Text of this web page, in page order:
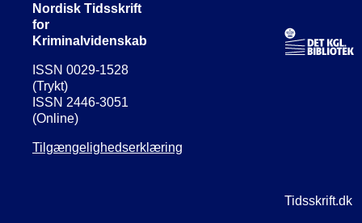
Nordisk Tidsskrift
for
Kriminalvidenskab
ISSN 0029-1528
(Trykt)
ISSN 2446-3051
(Online)
Tilgængelighedserklæring